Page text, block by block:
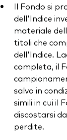
Il Fondo si
dell'Indice
materiale
titoli che
dell'Indice.
completa, il
salvo in
simili in cui il
discostarsi
perdite.